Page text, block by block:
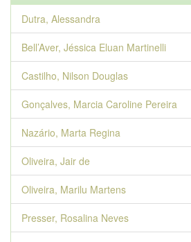
Dutra, Alessandra
Bell’Aver, Jéssica Eluan Martinelli
Castilho, Nilson Douglas
Gonçalves, Marcia Caroline Pereira
Nazário, Marta Regina
Oliveira, Jair de
Oliveira, Marilu Martens
Presser, Rosalina Neves